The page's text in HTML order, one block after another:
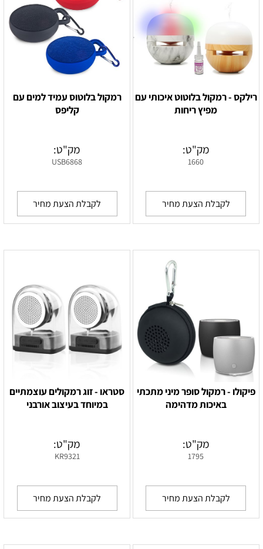
רילקס - רמקול בלוטוט איכותי עם
מפיץ ריחות
מק"ט:
1660
לקבלת הצעת מחיר
רמקול בלוטוס עמיד למים עם
קליפס
מק"ט:
USB6868
לקבלת הצעת מחיר
פיקולו - רמקול סופר מיני מתכתי
באיכות מדהימה
מק"ט:
1795
לקבלת הצעת מחיר
סטראו - זוג רמקולים עוצמתיים
במיוחד בעיצוב אורבני
מק"ט:
KR9321
לקבלת הצעת מחיר